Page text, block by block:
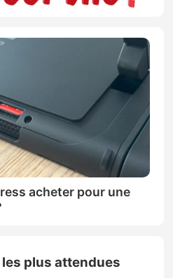
acheter pour une
les plus attendues